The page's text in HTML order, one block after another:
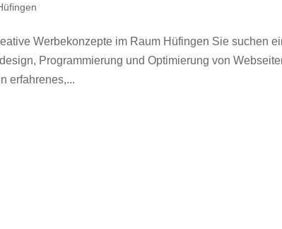
Werbekonzepte im Raum Hüfingen Sie suchen
Programmierung und Optimierung von
erfahrenes,...